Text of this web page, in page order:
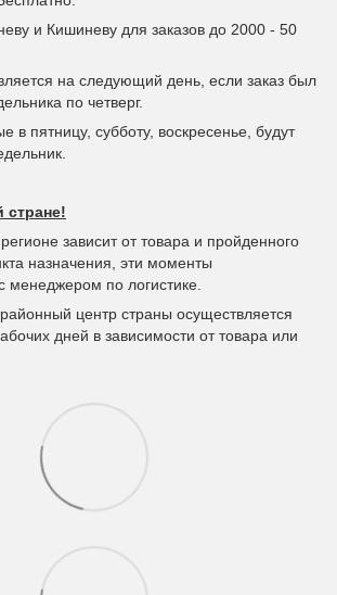
и Кишиневу для заказов до 2000 - 50
на следующий день, если заказ был
по четверг.
в пятницу, субботу, воскресенье, будут
стране!
зависит от товара и пройденного
назначения, эти моменты
менеджером по логистике.
центр страны осуществляется
дней в зависимости от товара или